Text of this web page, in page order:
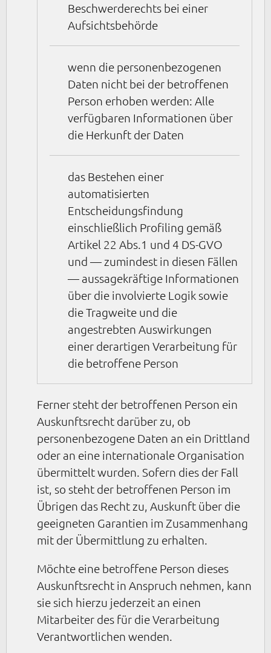
Beschwerderechts bei einer
Aufsichtsbehörde
wenn die personenbezogenen
Daten nicht bei der betroffenen
Person erhoben werden: Alle
verfügbaren Informationen über
die Herkunft der Daten
das Bestehen einer
automatisierten
Entscheidungsfindung
einschließlich Profiling gemäß
Artikel 22 Abs.1 und 4 DS-GVO
und — zumindest in diesen Fällen
— aussagekräftige Informationen
über die involvierte Logik sowie
die Tragweite und die
angestrebten Auswirkungen
einer derartigen Verarbeitung für
die betroffene Person
Ferner steht der betroffenen Person ein
Auskunftsrecht darüber zu, ob
personenbezogene Daten an ein Drittland
oder an eine internationale Organisation
übermittelt wurden. Sofern dies der Fall
ist, so steht der betroffenen Person im
Übrigen das Recht zu, Auskunft über die
geeigneten Garantien im Zusammenhang
mit der Übermittlung zu erhalten.
Möchte eine betroffene Person dieses
Auskunftsrecht in Anspruch nehmen, kann
sie sich hierzu jederzeit an einen
Mitarbeiter des für die Verarbeitung
Verantwortlichen wenden.